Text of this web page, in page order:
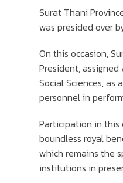
Surat Thani
was presided over
On this occasion,
President,
Social Sciences,
personnel in
Participation in this
boundless royal
which remains the
institutions in